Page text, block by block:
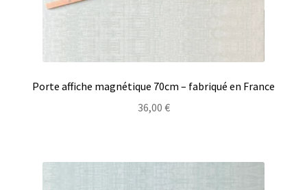
Porte affiche magnétique 70cm – fabriqué en France
36,00 €